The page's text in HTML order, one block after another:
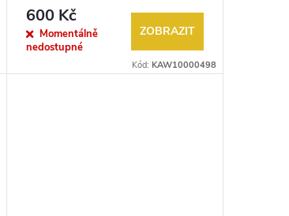
600 Kč
Momentálně
nedostupné
ZOBRAZIT
Kód: KAW10000498